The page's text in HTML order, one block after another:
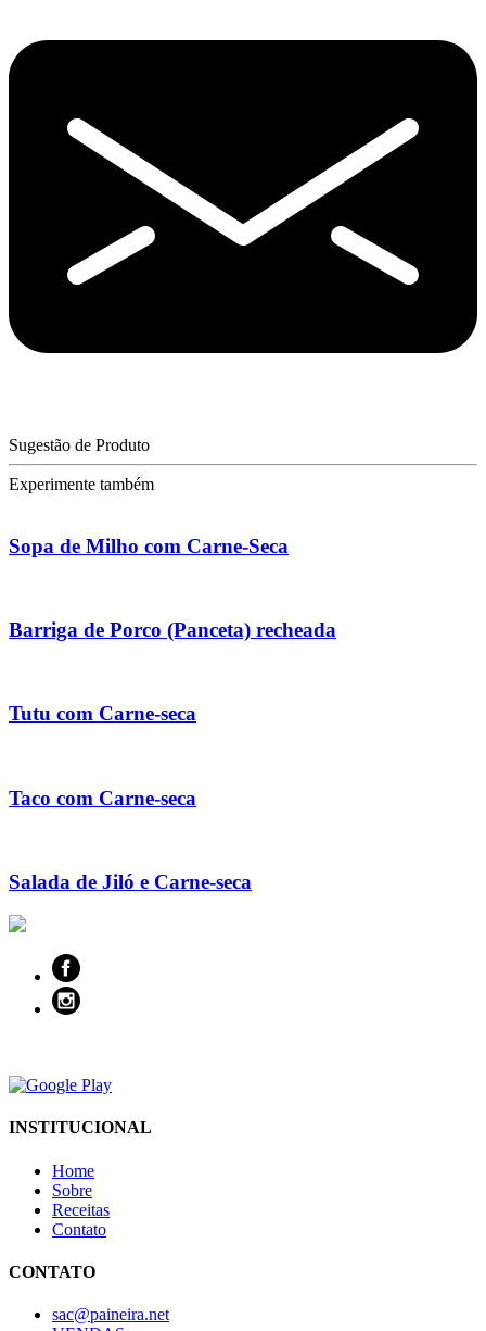
Sugestão de Produto
Experimente também
Sopa de Milho com Carne-Seca
Barriga de Porco (Panceta) recheada
Tutu com Carne-seca
Taco com Carne-seca
Salada de Jiló e Carne-seca
INSTITUCIONAL
Home
Sobre
Receitas
Contato
CONTATO
sac@paineira.net